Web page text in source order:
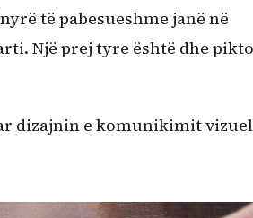
të pabesueshme janë në
Një prej tyre është dhe
dizajnin e komunikimit vizuel